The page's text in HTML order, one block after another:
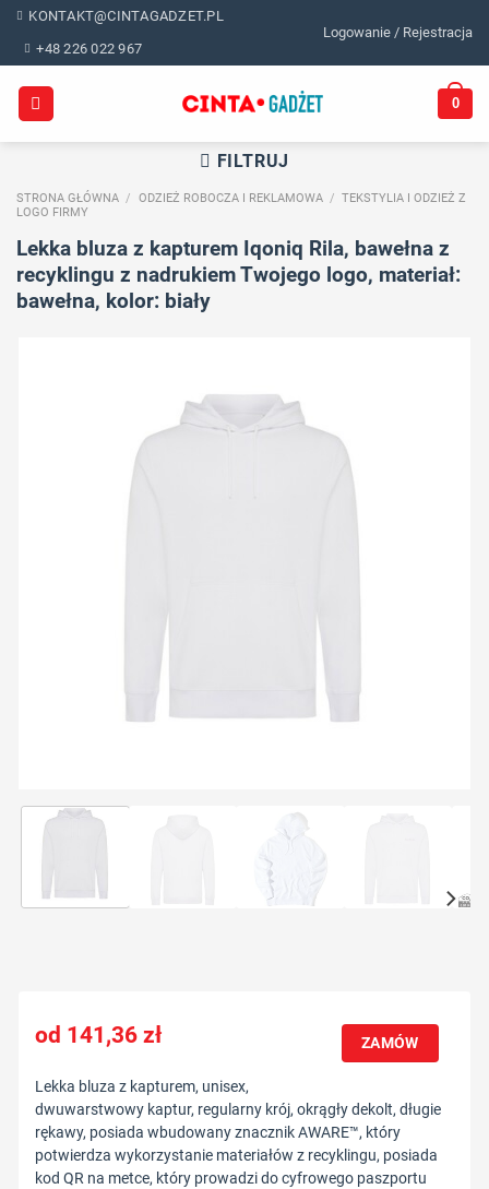
Skip
content
KONTAKT@CINTAGADZET.PL
+48 226 022 967
Logowanie / Rejestracja
0
FILTRUJ
STRONA GŁÓWNA / ODZIEŻ ROBOCZA I REKLAMOWA / TEKSTYLIA I ODZIEŻ Z
LOGO FIRMY
Lekka bluza z kapturem Iqoniq Rila, bawełna z
recyklingu z nadrukiem Twojego logo, materiał:
bawełna, kolor: biały
141,36zł ZAMÓW
Lekka bluza z kapturem, unisex,
dwuwarstwowy kaptur, regularny krój, okrągły dekolt, długie
rękawy, posiada wbudowany znacznik AWARE™, który
potwierdza wykorzystanie materiałów z recyklingu, posiada
kod QR na metce, który prowadzi do cyfrowego paszportu